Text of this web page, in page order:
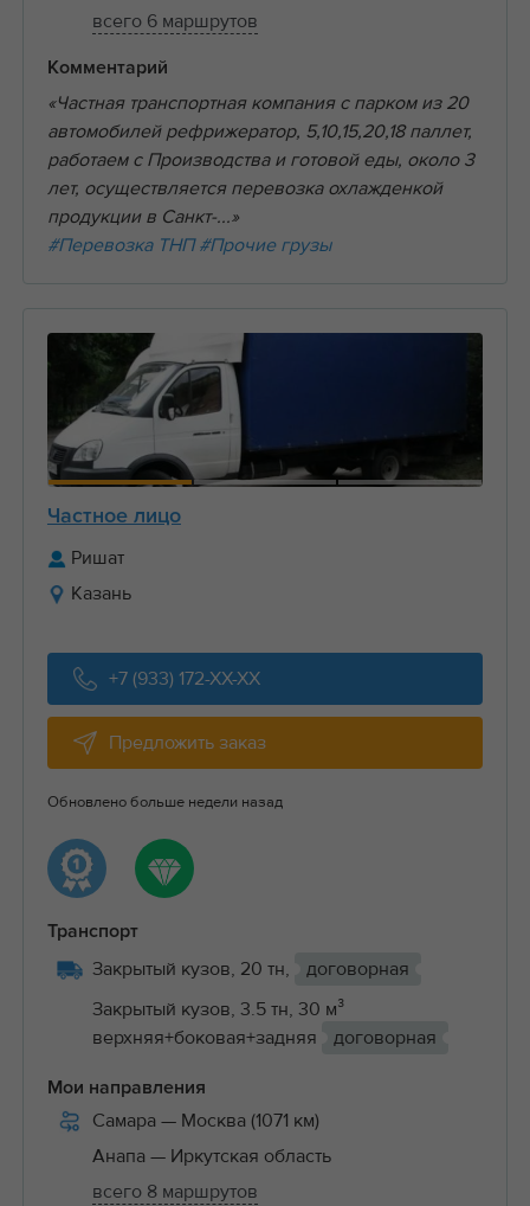
всего 6 маршрутов
Комментарий
«Частная транспортная компания с парком из 20
автомобилей рефрижератор, 5,10,15,20,18 паллет,
работаем с Производства и готовой еды, около 3
лет, осуществляется перевозка охлажденкой
продукции в Санкт-...»
#Перевозка ТНП #Прочие грузы
Частное лицо
Ришат
Казань
+7 (933) 172-XX-XX
Предложить заказ
Обновлено больше недели назад
Транспорт
Закрытый кузов, 20 тн,
договорная
Закрытый кузов, 3.5 тн, 30 м³
верхняя+боковая+задняя
договорная
Мои направления
Самара — Москва (1071 км)
Анапа — Иркутская область
всего 8 маршрутов